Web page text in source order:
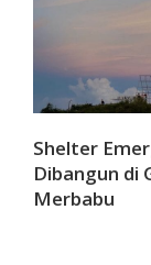
Shelter
Dibangun di
Merbabu